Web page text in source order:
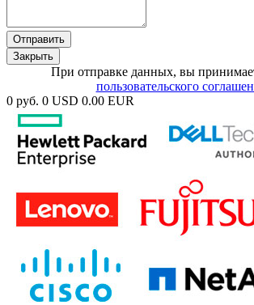
Отправить
Закрыть
При отправке данных, вы
пользовательского
0 руб. 0 USD 0.00 EUR